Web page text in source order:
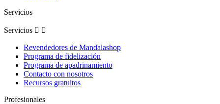
Servicios
Servicios  
Revendedores de Mandalashop
Programa de fidelización
Programa de apadrinamiento
Contacto con nosotros
Recursos gratuitos
Profesionales